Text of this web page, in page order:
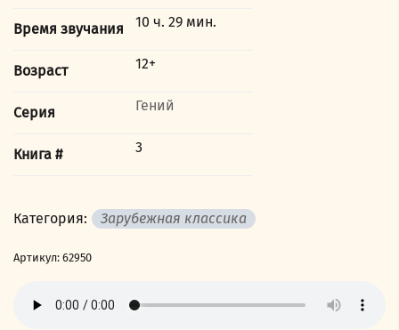
Время звучания 10 ч. 29 мин.
Возраст 12+
Серия Гений
Книга # 3
Категория: Зарубежная классика
Артикул: 62950